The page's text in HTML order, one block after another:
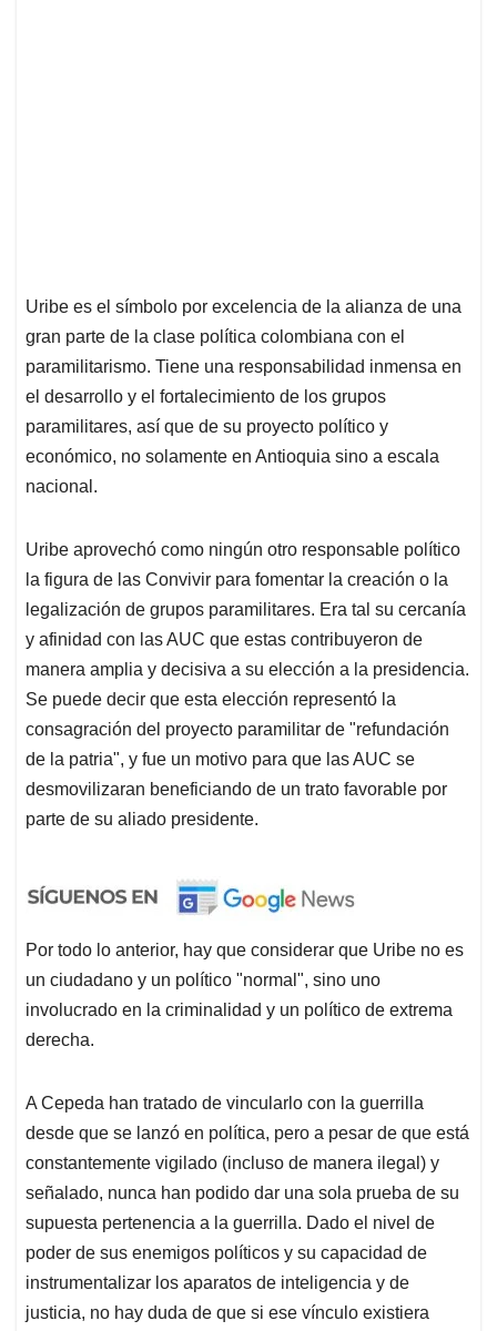
Uribe es el símbolo por excelencia de la alianza de una
gran parte de la clase política colombiana con el
paramilitarismo. Tiene una responsabilidad inmensa en
el desarrollo y el fortalecimiento de los grupos
paramilitares, así que de su proyecto político y
económico, no solamente en Antioquia sino a escala
nacional.
Uribe aprovechó como ningún otro responsable político
la figura de las Convivir para fomentar la creación o la
legalización de grupos paramilitares. Era tal su cercanía
y afinidad con las AUC que estas contribuyeron de
manera amplia y decisiva a su elección a la presidencia.
Se puede decir que esta elección representó la
consagración del proyecto paramilitar de "refundación
de la patria", y fue un motivo para que las AUC se
desmovilizaran beneficiando de un trato favorable por
parte de su aliado presidente.
Por todo lo anterior, hay que considerar que Uribe no es
un ciudadano y un político "normal", sino uno
involucrado en la criminalidad y un político de extrema
derecha.
A Cepeda han tratado de vincularlo con la guerrilla
desde que se lanzó en política, pero a pesar de que está
constantemente vigilado (incluso de manera ilegal) y
señalado, nunca han podido dar una sola prueba de su
supuesta pertenencia a la guerrilla. Dado el nivel de
poder de sus enemigos políticos y su capacidad de
instrumentalizar los aparatos de inteligencia y de
justicia, no hay duda de que si ese vínculo existiera